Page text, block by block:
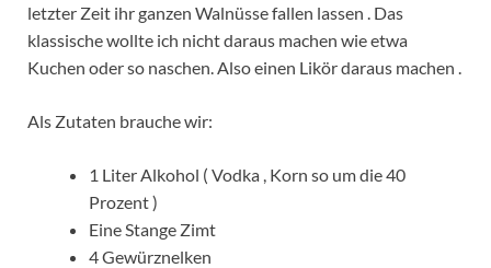
letzter Zeit ihr ganzen Walnüsse fallen lassen . Das
klassische wollte ich nicht daraus machen wie etwa
Kuchen oder so naschen. Also einen Likör daraus machen .
Als Zutaten brauche wir:
1 Liter Alkohol ( Vodka , Korn so um die 40
Prozent )
Eine Stange Zimt
4 Gewürznelken